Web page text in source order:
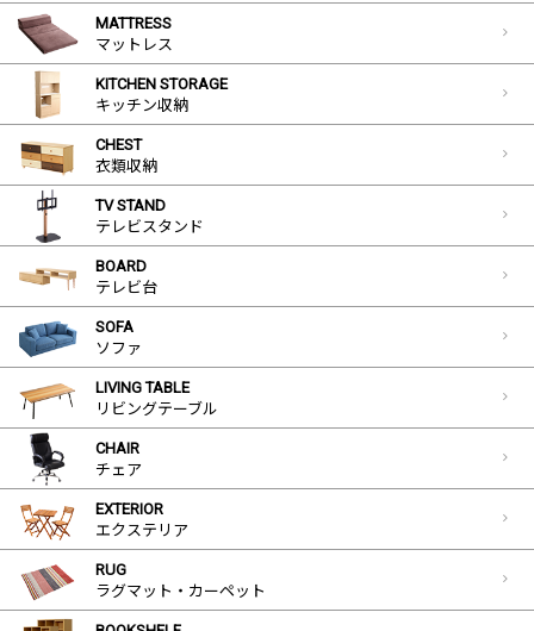
MATTRESS
マットレス
KITCHEN STORAGE
キッチン収納
CHEST
衣類収納
TV STAND
テレビスタンド
BOARD
テレビ台
SOFA
ソファ
LIVING TABLE
リビングテーブル
CHAIR
チェア
EXTERIOR
エクステリア
RUG
ラグマット・カーペット